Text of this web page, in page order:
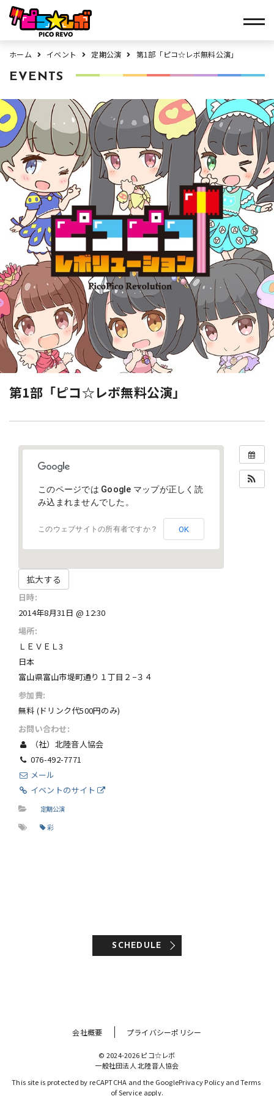
ホーム イベント 定期公演 第1部「ピコ☆レボ無料公演」
EVENTS
第1部「ピコ☆レボ無料公演」
このページでは Google マップが正しく読
み込まれませんでした。
このウェブサイトの所有者ですか？ OK
拡大する
日時:
2014年8月31日 @ 12:30
場所:
ＬＥＶＥＬ3
日本
富山県富山市堤町通り１丁目２−３４
参加費:
無料 (ドリンク代500円のみ​)
お問い合わせ:
（社）北陸音人協会
076-492-7771
メール
イベントのサイト
定期公演
彩
SCHEDULE
会社概要 プライバシーポリシー
© 2024-2026 ピコ☆レボ
一般社団法人 北陸音人協会
This site is protected by reCAPTCHA and the GooglePrivacy Policy and Terms
of Service apply.